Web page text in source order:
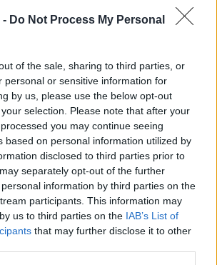
- Do Not Process My Personal
of the sale, sharing to third parties, or
personal or sensitive information for
by us, please use the below opt-out
selection. Please note that after your
you may continue seeing
based on personal information utilized by
disclosed to third parties prior to
separately opt-out of the further
information by third parties on the
participants. This information may
us to third parties on the IAB’s List of
that may further disclose it to other